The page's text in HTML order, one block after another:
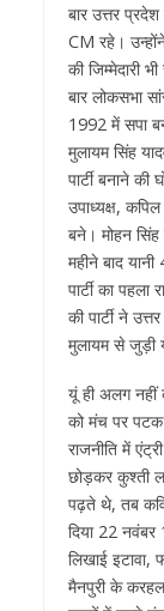
बार उत्तर
CM रहे।
की जिम्मेदारी
बार लोकसभा
1992 में सपा
मुलायम सिंह
पार्टी बनाने
उपाध्यक्ष,
बने। मोहन
महीने बाद
पार्टी का
की पार्टी ने
मुलायम से
यूं ही अलग नहीं
को मंच पर पटक
राजनीति में
छोड़कर कुश्ती
पढ़ते थे, तब
दिया 22
लिखाई
मैनपुरी के